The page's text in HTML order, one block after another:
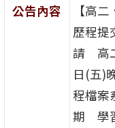
公告內容
【高
歷程提
請 高
日(五)
程檔案
期 學